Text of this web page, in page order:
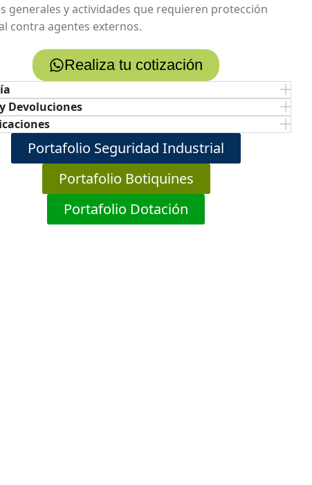
generales y actividades que requieren protección
contra agentes externos.
Realiza tu cotización
Devoluciones
Portafolio Seguridad Industrial
Portafolio Botiquines
Portafolio Dotación